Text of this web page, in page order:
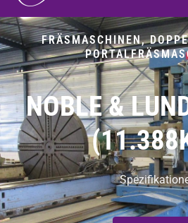
FRÄSMASCHINEN,
NOBLE &